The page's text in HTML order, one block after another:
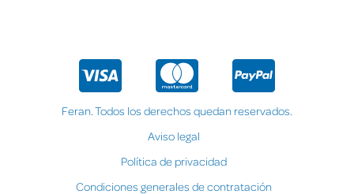
Feran. Todos los derechos quedan reservados.
Aviso legal
Política de privacidad
Condiciones generales de contratación